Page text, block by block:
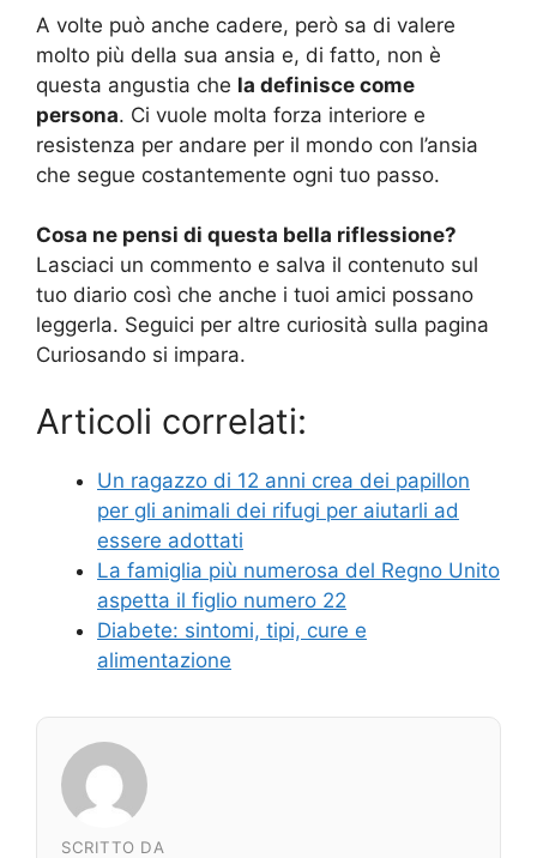
A volte può anche cadere, però sa di valere
molto più della sua ansia e, di fatto, non è
questa angustia che la definisce come
persona. Ci vuole molta forza interiore e
resistenza per andare per il mondo con l’ansia
che segue costantemente ogni tuo passo.
Cosa ne pensi di questa bella riflessione?
Lasciaci un commento e salva il contenuto sul
tuo diario così che anche i tuoi amici possano
leggerla. Seguici per altre curiosità sulla pagina
Curiosando si impara.
Articoli correlati:
Un ragazzo di 12 anni crea dei papillon
per gli animali dei rifugi per aiutarli ad
essere adottati
La famiglia più numerosa del Regno Unito
aspetta il figlio numero 22
Diabete: sintomi, tipi, cure e
alimentazione
SCRITTO DA